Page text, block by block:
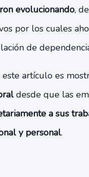
evolucionando,
por los cuales
de
artículo es
desde que las
a sus
y personal.